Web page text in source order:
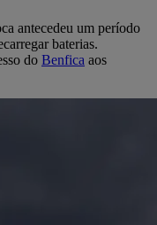
antecedeu um período
baterias.
do Benfica aos